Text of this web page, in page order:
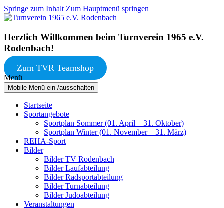
Springe zum Inhalt Zum Hauptmenü springen
Herzlich Willkommen beim Turnverein 1965 e.V.
Rodenbach!
Zum TVR Teamshop
Menü
Mobile-Menü ein-/ausschalten
Startseite
Sportangebote
Sportplan Sommer (01. April – 31. Oktober)
Sportplan Winter (01. November – 31. März)
REHA-Sport
Bilder
Bilder TV Rodenbach
Bilder Laufabteilung
Bilder Radsportabteilung
Bilder Turnabteilung
Bilder Judoabteilung
Veranstaltungen